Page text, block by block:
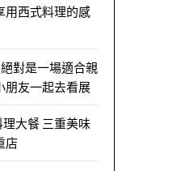
用西式料理的感
對是一場適合親
朋友一起去看展
大餐 三重美味
店